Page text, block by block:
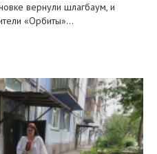
вернули шлагбаум, и
«Орбиты»…